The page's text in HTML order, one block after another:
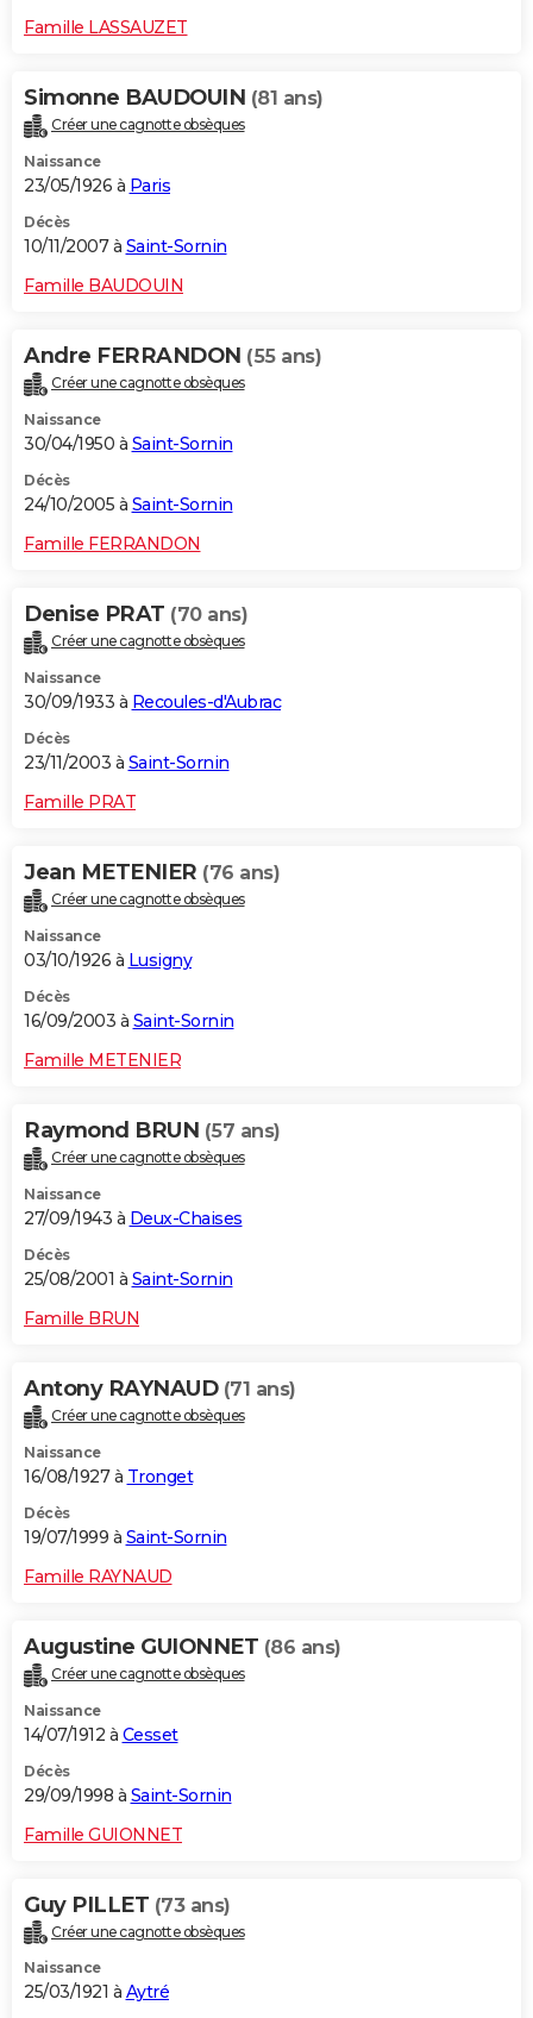
Famille LASSAUZET
Simonne BAUDOUIN (81 ans)
Créer une cagnotte obsèques
Naissance
23/05/1926 à Paris
Décès
10/11/2007 à Saint-Sornin
Famille BAUDOUIN
Andre FERRANDON (55 ans)
Créer une cagnotte obsèques
Naissance
30/04/1950 à Saint-Sornin
Décès
24/10/2005 à Saint-Sornin
Famille FERRANDON
Denise PRAT (70 ans)
Créer une cagnotte obsèques
Naissance
30/09/1933 à Recoules-d'Aubrac
Décès
23/11/2003 à Saint-Sornin
Famille PRAT
Jean METENIER (76 ans)
Créer une cagnotte obsèques
Naissance
03/10/1926 à Lusigny
Décès
16/09/2003 à Saint-Sornin
Famille METENIER
Raymond BRUN (57 ans)
Créer une cagnotte obsèques
Naissance
27/09/1943 à Deux-Chaises
Décès
25/08/2001 à Saint-Sornin
Famille BRUN
Antony RAYNAUD (71 ans)
Créer une cagnotte obsèques
Naissance
16/08/1927 à Tronget
Décès
19/07/1999 à Saint-Sornin
Famille RAYNAUD
Augustine GUIONNET (86 ans)
Créer une cagnotte obsèques
Naissance
14/07/1912 à Cesset
Décès
29/09/1998 à Saint-Sornin
Famille GUIONNET
Guy PILLET (73 ans)
Créer une cagnotte obsèques
Naissance
25/03/1921 à Aytré